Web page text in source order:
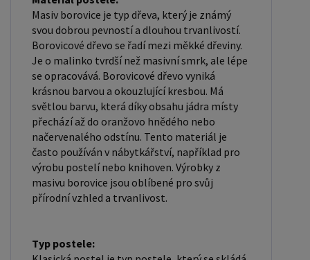
firmám, nabízíme možnost nákupu na
velkoobchodní ceny. Zašlete poptávku na
ondera@seznam.cz, velice rádi se Vám budeme
věnovat. Popřípadě se zaregistrujte se ( "
UŽIVATEL " - v horní liště ), vyplníte osobní údaje a
zakliknete " MÁME ZÁJEM O VELKOOBCHODNÍ
SPOLUPRÁCI " a zadáte fakturační údaje. Po jejich
kontrole, Vám bude povolen přístup do
velkoobchodu.
Masiv borovice je typ dřeva, který je známý
svou dobrou pevností a dlouhou trvanlivostí.
Borovicové dřevo se řadí mezi měkké dřeviny.
Je o malinko tvrdší než masivní smrk, ale lépe
se opracovává. Borovicové dřevo vyniká
krásnou barvou a okouzlující kresbou. Má
světlou barvu, která díky obsahu jádra místy
přechází až do oranžovo hnědého nebo
načervenalého odstínu. Tento materiál je
často používán v nábytkářství, například pro
výrobu postelí nebo knihoven. Výrobky z
masivu borovice jsou oblíbené pro svůj
přírodní vzhled a trvanlivost.
Typ postele: